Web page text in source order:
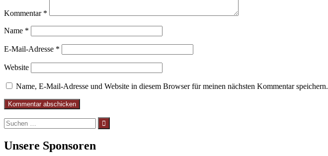
Kommentar *
Name *
E-Mail-Adresse *
Website
Name, E-Mail-Adresse und Website in diesem Browser für meinen nächsten Kommentar speichern.
Suchen
nach:
Unsere Sponsoren